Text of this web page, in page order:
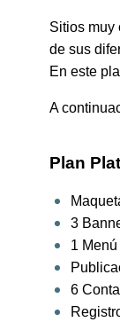
Sitios muy
de sus
En este
A
Plan
3
1
6